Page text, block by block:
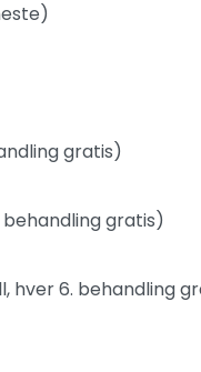
gratis)
gratis)
hver 6. behandling